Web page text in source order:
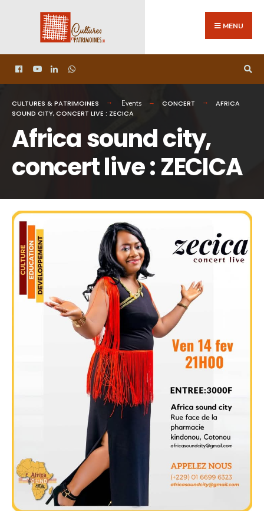
MENU
CULTURES & PATRIMOINES Events CONCERT
AFRICA
SOUND CITY, CONCERT LIVE : ZECICA
Africa sound city,
concert live : ZECICA